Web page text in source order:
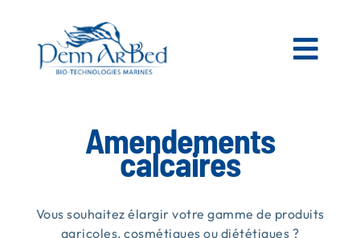
contenu
MATIÈRES PREMIÈRES MARINES
Amendements
calcaires
Vous souhaitez élargir votre gamme de produits
agricoles, cosmétiques ou diététiques ?